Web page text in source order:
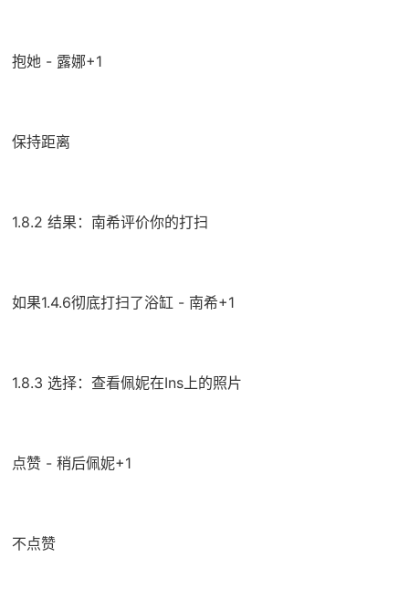
抱她 - 露娜+1
保持距离
1.8.2 结果：南希评价你的打扫
如果1.4.6彻底打扫了浴缸 - 南希+1
1.8.3 选择：查看佩妮在Ins上的照片
点赞 - 稍后佩妮+1
不点赞